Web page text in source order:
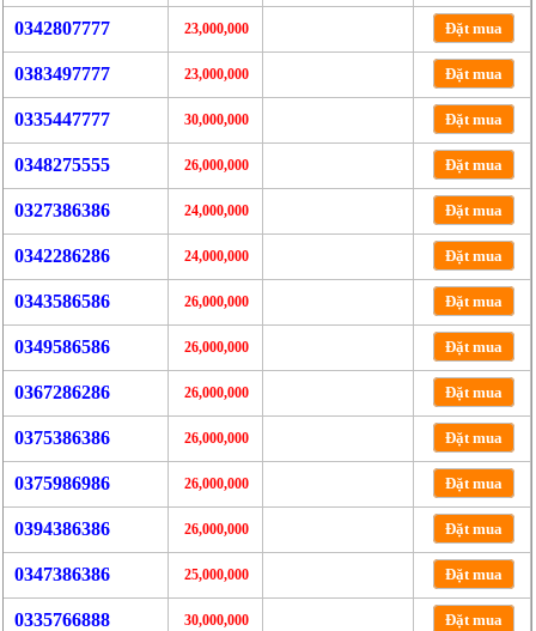
0342807777 23,000,000 Đặt mua
0383497777 23,000,000 Đặt mua
0335447777 30,000,000 Đặt mua
0348275555 26,000,000 Đặt mua
0327386386 24,000,000 Đặt mua
0342286286 24,000,000 Đặt mua
0343586586 26,000,000 Đặt mua
0349586586 26,000,000 Đặt mua
0367286286 26,000,000 Đặt mua
0375386386 26,000,000 Đặt mua
0375986986 26,000,000 Đặt mua
0394386386 26,000,000 Đặt mua
0347386386 25,000,000 Đặt mua
0335766888 30,000,000 Đặt mua